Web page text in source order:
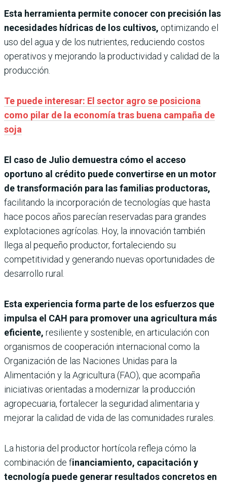
Esta herramienta permite conocer con precisión las
necesidades hídricas de los cultivos, optimizando el
uso del agua y de los nutrientes, reduciendo costos
operativos y mejorando la productividad y calidad de la
producción.
Te puede interesar: El sector agro se posiciona
como pilar de la economía tras buena campaña de
soja
El caso de Julio demuestra cómo el acceso
oportuno al crédito puede convertirse en un motor
de transformación para las familias productoras,
facilitando la incorporación de tecnologías que hasta
hace pocos años parecían reservadas para grandes
explotaciones agrícolas. Hoy, la innovación también
llega al pequeño productor, fortaleciendo su
competitividad y generando nuevas oportunidades de
desarrollo rural.
Esta experiencia forma parte de los esfuerzos que
impulsa el CAH para promover una agricultura más
eficiente, resiliente y sostenible, en articulación con
organismos de cooperación internacional como la
Organización de las Naciones Unidas para la
Alimentación y la Agricultura (FAO), que acompaña
iniciativas orientadas a modernizar la producción
agropecuaria, fortalecer la seguridad alimentaria y
mejorar la calidad de vida de las comunidades rurales.
La historia del productor hortícola refleja cómo la
combinación de financiamiento, capacitación y
tecnología puede generar resultados concretos en